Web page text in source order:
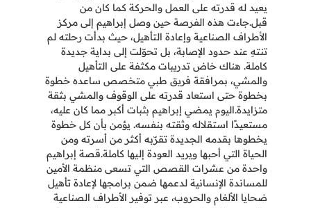
يعيد له قدرته على العمل والحركة كما كان من
قبل.جاءت هذه الفرصة حين وصل إبراهيم إلى مركز
الأطراف الصناعية وإعادة التأهيل، حيث بدأت رحلته لم
تنتهِ عند حدود الإصابة، بل تحوّلت إلى بداية جديدة
كاملة. هناك خاض تدريبات مكثفة على التأهيل
والمشي، بمرافقة فريق طبي متخصص ساعده خطوة
بخطوة حتى استعاد قدرته على الوقوف والمشي بثقة
متزايدة.اليوم يمضي إبراهيم بثبات أكبر مما كان عليه،
مستعيدًا استقلاله وثقته بنفسه. يؤمن بأن كل خطوة
يخطوها بقدمه الجديدة تقرّبه أكثر من أسرته ومن
الحياة التي أحبها ويريد العودة إليها كاملة.قصة إبراهيم
واحدة من عشرات القصص التي تسعى منظمة الأمين
للمساندة الإنسانية لدعمها ضمن برامجها لإعادة تأهيل
ضحايا الألغام والحروب، عبر توفير الأطراف الصناعية